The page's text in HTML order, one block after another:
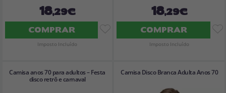
18,29€
COMPRAR
Imposto Incluído
18,29€
COMPRAR
Imposto Incluído
Camisa anos 70 para adultos – Festa
disco retrô e carnaval
Camisa Disco Branca Adulta Anos 70